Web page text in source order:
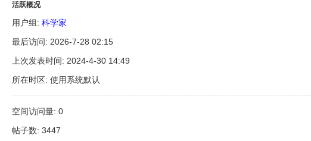
活跃概况
用户组: 科学家
最后访问: 2026-7-28 02:15
上次发表时间: 2024-4-30 14:49
所在时区: 使用系统默认
空间访问量: 0
帖子数: 3447